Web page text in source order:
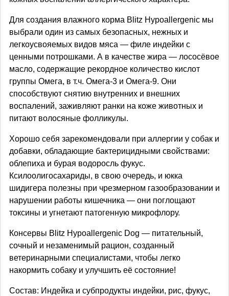
Для создания влажного корма Blitz Hypoallergenic мы
выбрали один из самых безопасных, нежных и
легкоусвояемых видов мяса — филе индейки с
ценными потрошками. А в качестве жира — лососёвое
масло, содержащие рекордное количество кислот
группы Омега, в т.ч. Омега-3 и Омега-9. Они
способствуют снятию внутренних и внешних
воспалений, заживляют ранки на коже животных и
питают волосяные фолликулы.
Хорошо себя зарекомендовали при аллергии у собак и
добавки, обладающие бактерицидными свойствами:
облепиха и бурая водоросль фукус.
Ксилоолигосахариды, в свою очередь, и юкка
шидигера полезны при чрезмерном газообразовании и
нарушении работы кишечника — они поглощают
токсины и угнетают патогенную микрофлору.
Консервы Blitz Hypoallergenic Dog — питательный,
сочный и незаменимый рацион, созданный
ветеринарными специалистами, чтобы легко
накормить собаку и улучшить её состояние!
Состав: Индейка и субпродукты индейки, рис, фукус,